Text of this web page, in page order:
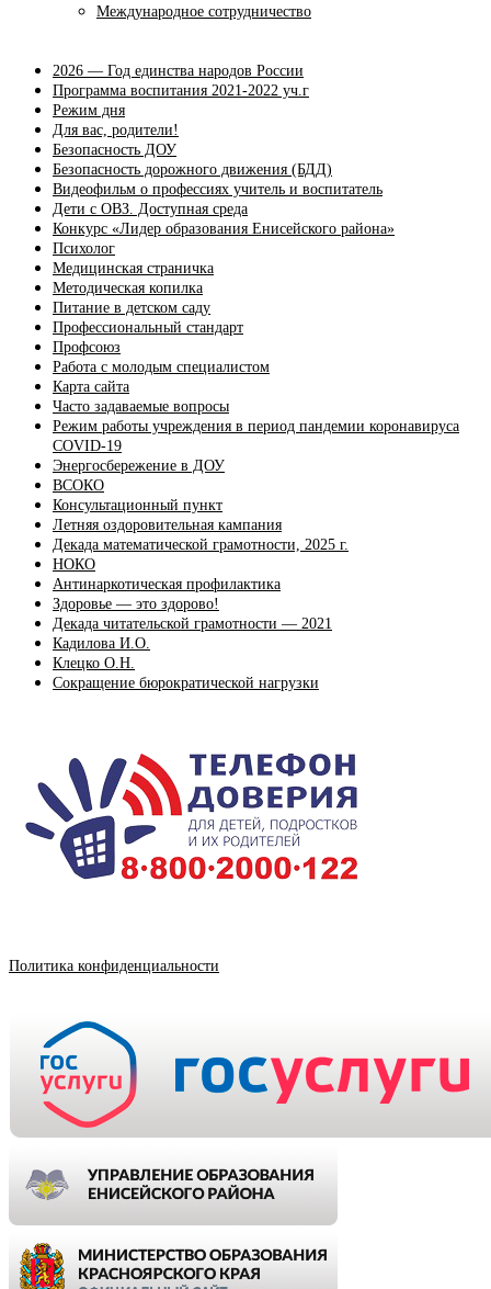
Международное сотрудничество
2026 — Год единства народов России
Программа воспитания 2021-2022 уч.г
Режим дня
Для вас, родители!
Безопасность ДОУ
Безопасность дорожного движения (БДД)
Видеофильм о профессиях учитель и воспитатель
Дети с ОВЗ. Доступная среда
Конкурс «Лидер образования Енисейского района»
Психолог
Медицинская страничка
Методическая копилка
Питание в детском саду
Профессиональный стандарт
Профсоюз
Работа с молодым специалистом
Карта сайта
Часто задаваемые вопросы
Режим работы учреждения в период пандемии коронавируса
COVID-19
Энергосбережение в ДОУ
ВСОКО
Консультационный пункт
Летняя оздоровительная кампания
Декада математической грамотности, 2025 г.
НОКО
Антинаркотическая профилактика
Здоровье — это здорово!
Декада читательской грамотности — 2021
Кадилова И.О.
Клецко О.Н.
Сокращение бюрократической нагрузки
Политика конфиденциальности